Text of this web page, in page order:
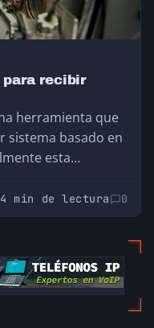
para recibir
herramienta que
sistema basado en
esta
4 min de lectura 0